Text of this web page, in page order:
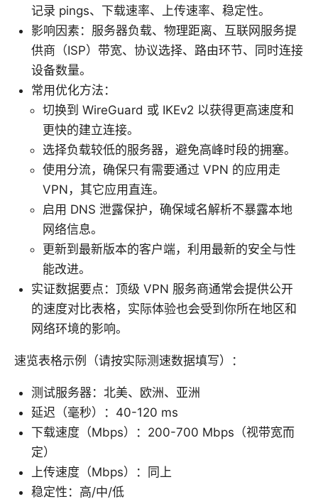
记录 pings、下载速率、上传速率、稳定性。
影响因素：服务器负载、物理距离、互联网服务提
供商（ISP）带宽、协议选择、路由环节、同时连接
设备数量。
常用优化方法：
切换到 WireGuard 或 IKEv2 以获得更高速度和
更快的建立连接。
选择负载较低的服务器，避免高峰时段的拥塞。
使用分流，确保只有需要通过 VPN 的应用走
VPN，其它应用直连。
启用 DNS 泄露保护，确保域名解析不暴露本地
网络信息。
更新到最新版本的客户端，利用最新的安全与性
能改进。
实证数据要点：顶级 VPN 服务商通常会提供公开
的速度对比表格，实际体验也会受到你所在地区和
网络环境的影响。
速览表格示例（请按实际测速数据填写）：
测试服务器：北美、欧洲、亚洲
延迟（毫秒）：40-120 ms
下载速度（Mbps）：200-700 Mbps（视带宽而
定）
上传速度（Mbps）：同上
稳定性：高/中/低